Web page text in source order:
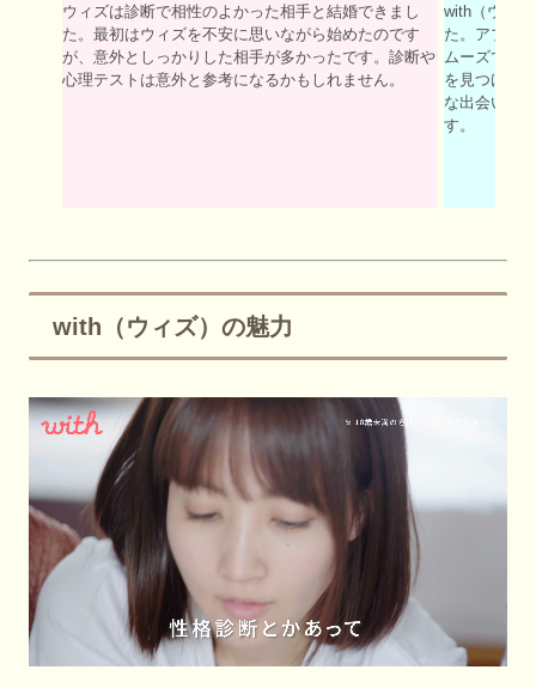
ウィズは診断で相性のよかった相手と結婚できまし
た。最初はウィズを不安に思いながら始めたのです
が、意外としっかりした相手が多かったです。診断や
心理テストは意外と参考になるかもしれません。
with（ウィ
た。アプリ
ムーズでし
を見つける
な出会いを
す。
with（ウィズ）の魅力